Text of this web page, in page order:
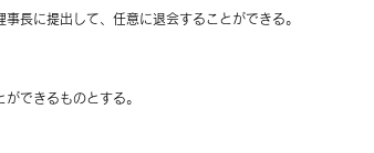
長に提出して、任意に退会することができる。
できるものとする。